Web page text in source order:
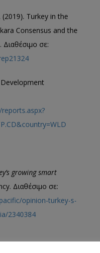
Turkey in the
Consensus and the
σε:
growing smart
Διαθέσιμο σε:
opinion-turkey-s-
2340384